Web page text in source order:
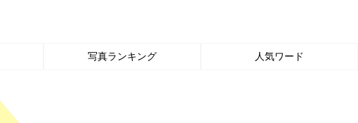
写真ランキング 人気ワード